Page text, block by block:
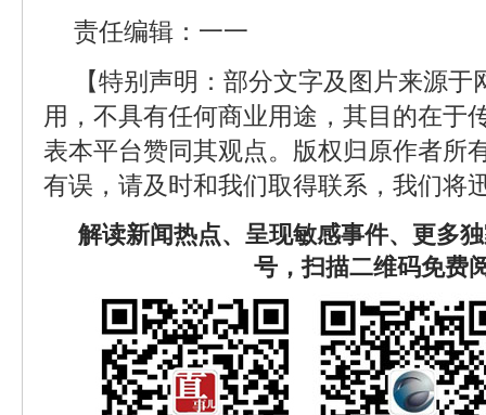
责任编辑：一一
【特别声明：部分文字及图片来源
用，不具有任何商业用途，其目的在于
表本平台赞同其观点。版权归原作者所
有误，请及时和我们取得联系，我们将
解读新闻热点、呈现敏感事件、更多
号，扫描二维码免费